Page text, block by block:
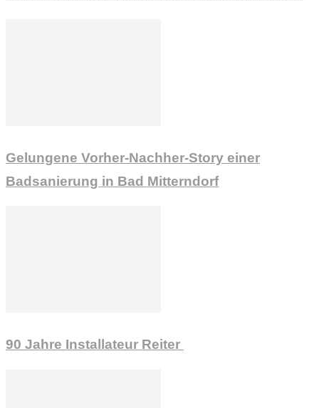
Gelungene Vorher-Nachher-Story einer
Badsanierung in Bad Mitterndorf
90 Jahre Installateur Reiter